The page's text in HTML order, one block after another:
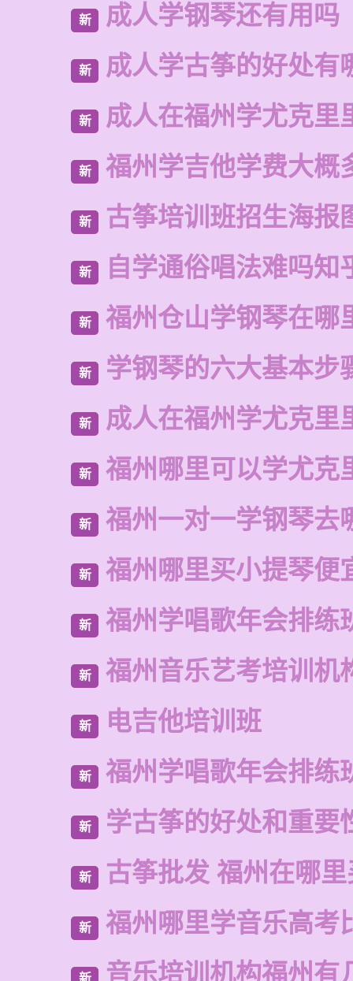
新 成人学钢琴还有用吗
新 成人学古筝的好处有
新 成人在福州学尤克里
新 福州学吉他学费大概
新 古筝培训班招生海报
新 自学通俗唱法难吗知
新 福州仓山学钢琴在哪
新 学钢琴的六大基本步
新 成人在福州学尤克里
新 福州哪里可以学尤克
新 福州一对一学钢琴去
新 福州哪里买小提琴便
新 福州学唱歌年会排练
新 福州音乐艺考培训机
新 电吉他培训班
新 福州学唱歌年会排练
新 学古筝的好处和重要
新 古筝批发 福州在哪
新 福州哪里学音乐高考
新 音乐培训机构福州有